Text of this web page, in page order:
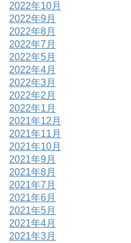
2022年10月
2022年9月
2022年8月
2022年7月
2022年5月
2022年4月
2022年3月
2022年2月
2022年1月
2021年12月
2021年11月
2021年10月
2021年9月
2021年8月
2021年7月
2021年6月
2021年5月
2021年4月
2021年3月